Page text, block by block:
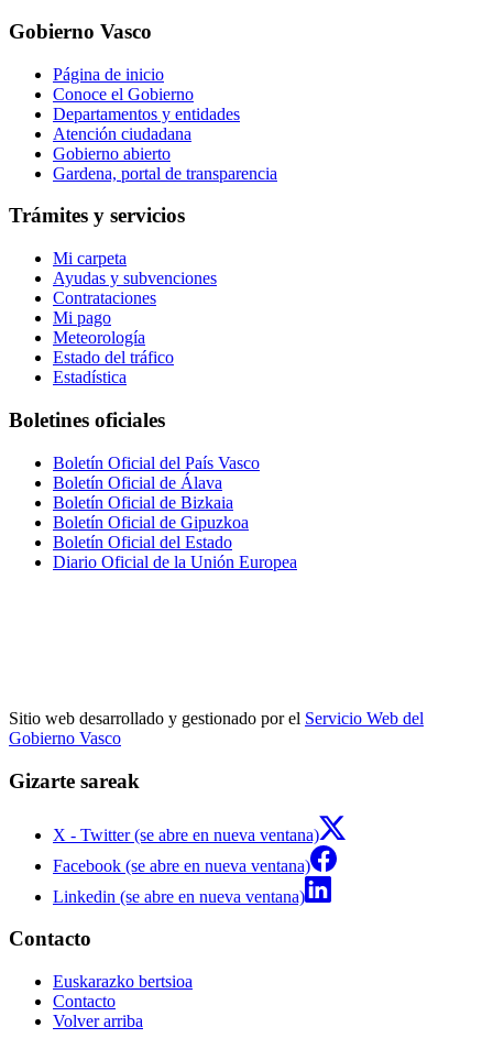
Gobierno Vasco
Página de inicio
Conoce el Gobierno
Departamentos y entidades
Atención ciudadana
Gobierno abierto
Gardena, portal de transparencia
Trámites y servicios
Mi carpeta
Ayudas y subvenciones
Contrataciones
Mi pago
Meteorología
Estado del tráfico
Estadística
Boletines oficiales
Boletín Oficial del País Vasco
Boletín Oficial de Álava
Boletín Oficial de Bizkaia
Boletín Oficial de Gipuzkoa
Boletín Oficial del Estado
Diario Oficial de la Unión Europea
Sitio web desarrollado y gestionado por el Servicio Web del
Gobierno Vasco
Gizarte sareak
X - Twitter (se abre en nueva ventana)
Facebook (se abre en nueva ventana)
Linkedin (se abre en nueva ventana)
Contacto
Euskarazko bertsioa
Contacto
Volver arriba